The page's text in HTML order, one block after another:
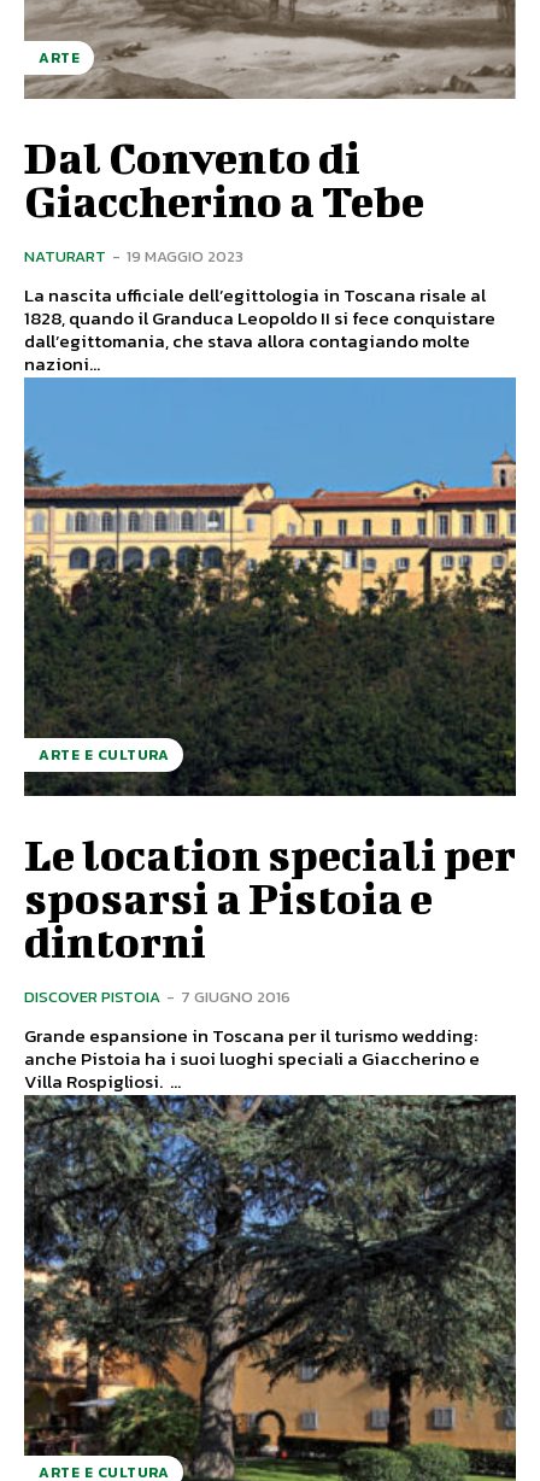
ARTE
Dal Convento di
Giaccherino a Tebe
NATURART - 19 MAGGIO 2023
La nascita ufficiale dell’egittologia in Toscana risale al
1828, quando il Granduca Leopoldo II si fece conquistare
dall’egittomania, che stava allora contagiando molte
nazioni...
ARTE E CULTURA
Le location speciali per
sposarsi a Pistoia e
dintorni
DISCOVER PISTOIA - 7 GIUGNO 2016
Grande espansione in Toscana per il turismo wedding:
anche Pistoia ha i suoi luoghi speciali a Giaccherino e
Villa Rospigliosi. ...
ARTE E CULTURA